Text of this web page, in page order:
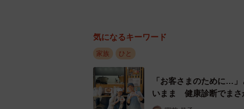
投票による2次審査を経て、最終選考に
「すごい嬉しかった！たくさんの人の助
の感謝の気持ちでいっぱいでした」。
ファイナリストプレゼンテーションに向
気になるキーワード
家族 ひと
「お客さまのために…
いまま 健康診断でまさ
日本中で起きている問題